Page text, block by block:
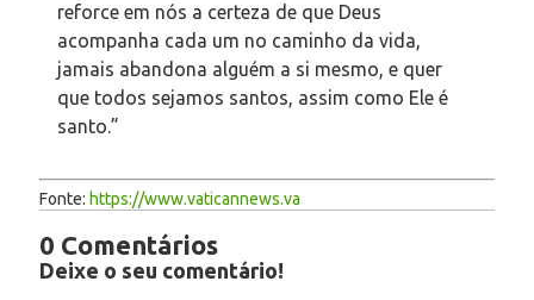
reforce em nós a certeza de que Deus
acompanha cada um no caminho da vida,
jamais abandona alguém a si mesmo, e quer
que todos sejamos santos, assim como Ele é
santo.”
Fonte: https://www.vaticannews.va
0 Comentários
Deixe o seu comentário!